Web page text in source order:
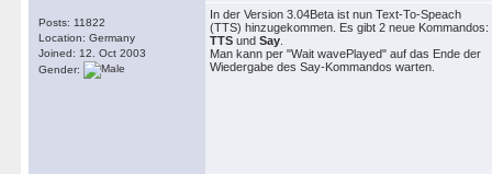
Posts: 11822
Location: Germany
Joined: 12. Oct 2003
Gender:
In der Version 3.04Beta ist nun Text-To-Speach
(TTS) hinzugekommen. Es gibt 2 neue Kommandos:
TTS und Say
Man kann per "Wait wavePlayed" auf das Ende der
Wiedergabe des Say-Kommandos warten.